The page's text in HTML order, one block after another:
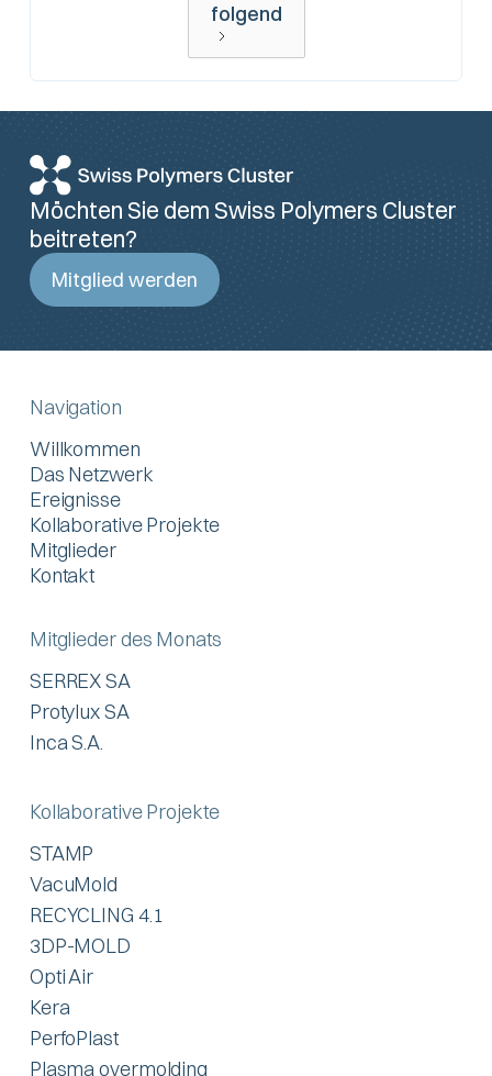
folgend
Möchten Sie dem Swiss Polymers Cluster
beitreten?
Mitglied werden
Navigation
Willkommen
Das Netzwerk
Ereignisse
Kollaborative Projekte
Mitglieder
Kontakt
Mitglieder des Monats
SERREX SA
Protylux SA
Inca S.A.
Kollaborative Projekte
STAMP
VacuMold
RECYCLING 4.1
3DP-MOLD
Opti Air
Kera
PerfoPlast
Plasma overmolding